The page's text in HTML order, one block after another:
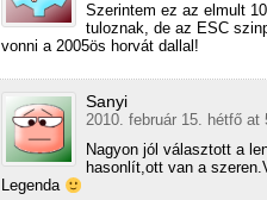
Szerintem ez az elmult
tuloznak, de az ESC
vonni a 2005ös horvát dallal!
Sanyi
2010. február 15. hétfő at
Nagyon jól választott a
hasonlít,ott van a
Legenda